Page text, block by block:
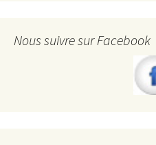
Nous suivre sur Facebook